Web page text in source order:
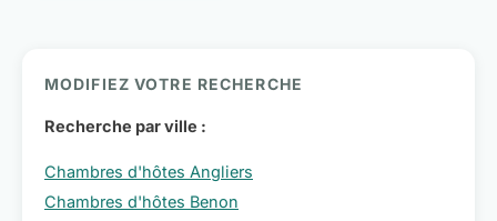
MODIFIEZ VOTRE RECHERCHE
Recherche par ville :
Chambres d'hôtes Angliers
Chambres d'hôtes Benon